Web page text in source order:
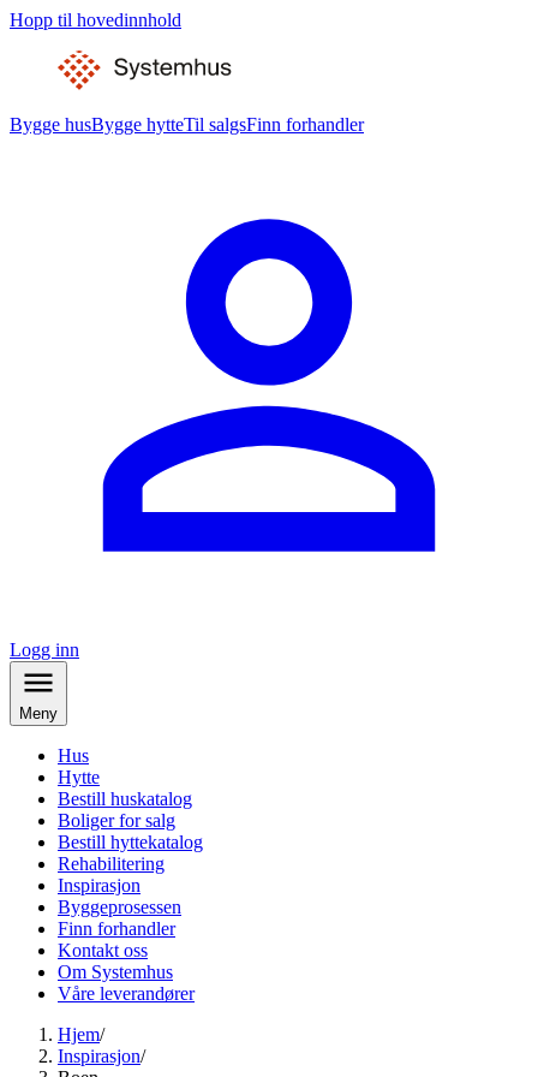
Hopp til hovedinnhold
Bygge husBygge hytteTil salgsFinn forhandler
Logg inn
Meny
Hus
Hytte
Bestill huskatalog
Boliger for salg
Bestill hyttekatalog
Rehabilitering
Inspirasjon
Byggeprosessen
Finn forhandler
Kontakt oss
Om Systemhus
Våre leverandører
Hjem/
Inspirasjon/